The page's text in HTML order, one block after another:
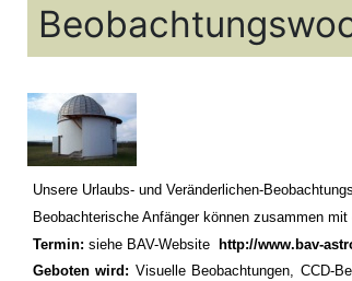
Unsere Urlaubs- und Veränderlichen-
Beobachterische Anfänger können zusammen
Termin: siehe BAV-Website
http://www.bav-
Geboten wird: Visuelle Beobachtungen, CCD-